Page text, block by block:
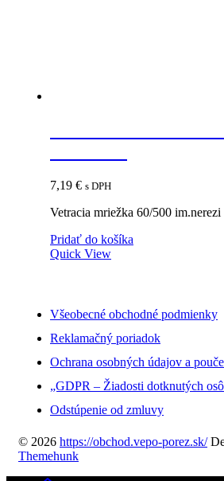
7,19 € s DPH
Vetracia mriežka 60/500 im.nerezi
Pridať do košíka
Quick View
Všeobecné obchodné podmienky
Reklamačný poriadok
Ochrana osobných údajov a
„GDPR – Žiadosti dotknutých
Odstúpenie od zmluvy
© 2026 https://obchod.vepo-porez.sk/
Themehunk